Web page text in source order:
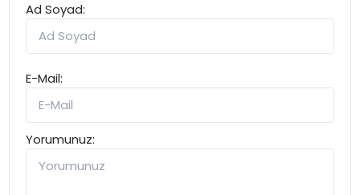
Ad Soyad:
E-Mail:
Yorumunuz: